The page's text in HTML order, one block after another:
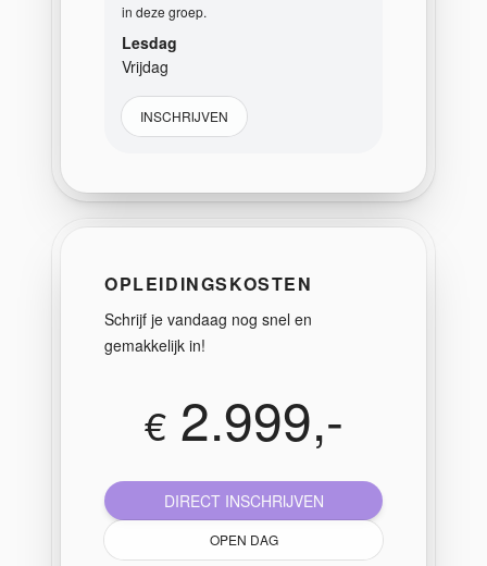
in deze groep.
Lesdag
Vrijdag
INSCHRIJVEN
OPLEIDINGSKOSTEN
Schrijf je vandaag nog snel en
gemakkelijk in!
€2.999,-
DIRECT INSCHRIJVEN
OPEN DAG